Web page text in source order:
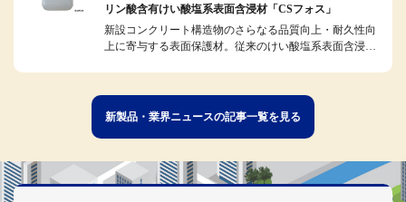
リン酸含有けい酸塩系表面含浸材「CSフォス」
新設コンクリート構造物のさらなる品質向上・耐久性向
上に寄与する表面保護材。従来のけい酸塩系表面含浸材
新製品・業界ニュースの記事一覧を見る